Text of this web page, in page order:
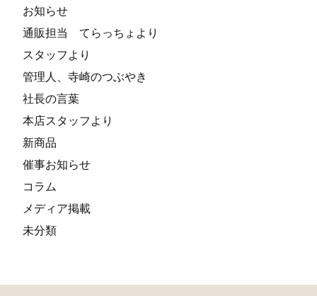
お知らせ
通販担当 てらっちょより
スタッフより
管理人、寺崎のつぶやき
社長の言葉
本店スタッフより
新商品
催事お知らせ
コラム
メディア掲載
未分類